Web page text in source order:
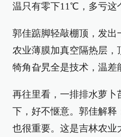
温只有零下11℃，多亏这
郭佳踮脚轻敲棚顶，发出
农业薄膜加真空隔热层，
犄角旮旯全是技术，温
再往里看，一排排水萝卜
下，好不惬意。郭佳解释
也很重要。这是吉林农业